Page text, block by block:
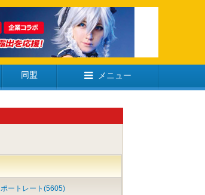
同盟 メニュー
ポートレート(5605)